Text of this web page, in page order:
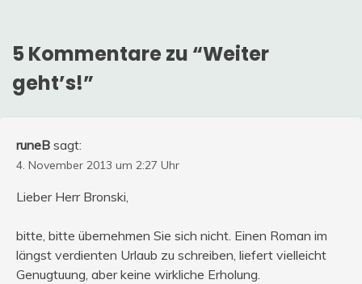
5 Kommentare zu “Weiter
geht’s!”
runeB sagt:
4. November 2013 um 2:27 Uhr
Lieber Herr Bronski,
bitte, bitte übernehmen Sie sich nicht. Einen Roman im
längst verdienten Urlaub zu schreiben, liefert vielleicht
Genugtuung, aber keine wirkliche Erholung.